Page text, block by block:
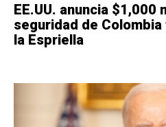
EE.UU. anuncia $1,000
seguridad de
la Espriella